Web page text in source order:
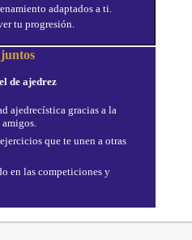
adaptados a ti.
tu progresión.
de ajedrez
ajedrecística gracias a la
que te unen a otras
en las competiciones y